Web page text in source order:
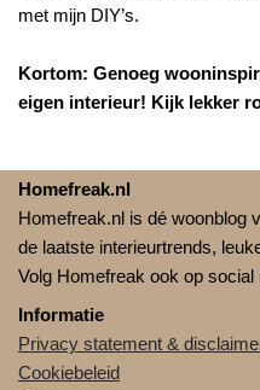
met mijn DIY’s.
Kortom: Genoeg
eigen interieur! Kijk lekker
Homefreak.nl
Homefreak.nl is dé woonblog
de laatste interieurtrends,
Volg Homefreak ook op
Informatie
Privacy statement &
Cookiebeleid